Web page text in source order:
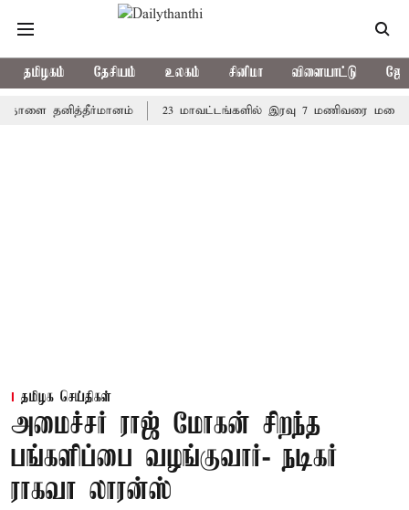
தமிழகம் தேசியம் உலகம் சினிமா விளையாட்டு
நாளை தனித்தீர்மானம் 23 மாவட்டங்களில் இரவு 7 மணிவரை மழை
தமிழக செய்திகள்
அமைச்சர் ராஜ் மோகன் சிறந்த
பங்களிப்பை வழங்குவார்- நடிகர்
ராகவா லாரன்ஸ்